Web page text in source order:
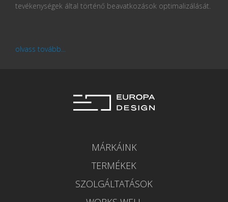
tevékenységek által történő beavatkozások optimalizálását.
olvass tovább...
MÁRKÁINK
TERMÉKEK
SZOLGÁLTATÁSOK